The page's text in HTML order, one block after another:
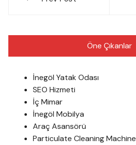
gezinmesi
Öne Çıkanlar
İnegöl Yatak Odası
SEO Hizmeti
İç Mimar
İnegöl Mobilya
Araç Asansörü
Particulate Cleaning Machine